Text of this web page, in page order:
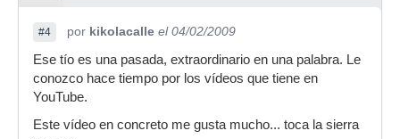
#4 por kikolacalle el 04/02/2009
Ese tío es una pasada, extraordinario en una palabra. Le
conozco hace tiempo por los vídeos que tiene en
YouTube.
Este vídeo en concreto me gusta mucho... toca la sierra